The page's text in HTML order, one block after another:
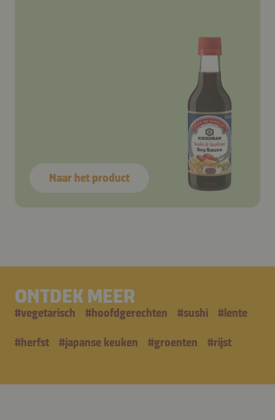
Naar het product
ONTDEK MEER
#vegetarisch #hoofdgerechten #sushi #lente
#herfst #japanse keuken #groenten #rijst